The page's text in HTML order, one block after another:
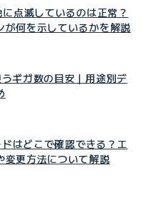
点滅しているのは正常？
が何を示しているかを解説
ギガ数の目安｜用途別デ
はどこで確認できる？エ
変更方法について解説